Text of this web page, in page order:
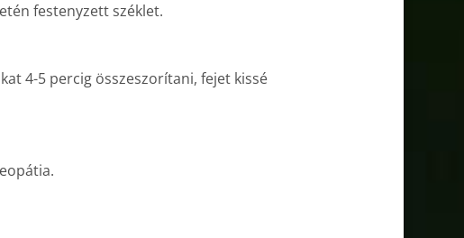
festenyzett széklet.
4-5 percig összeszorítani, fejet kissé